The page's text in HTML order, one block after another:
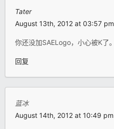
Tater
August 13th, 2012 at 03:57 pm
你还没加SAELogo，小心被K了。
回复
蓝冰
August 14th, 2012 at 10:49 pm